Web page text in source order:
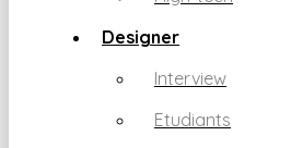
Designer
Interview
Etudiants